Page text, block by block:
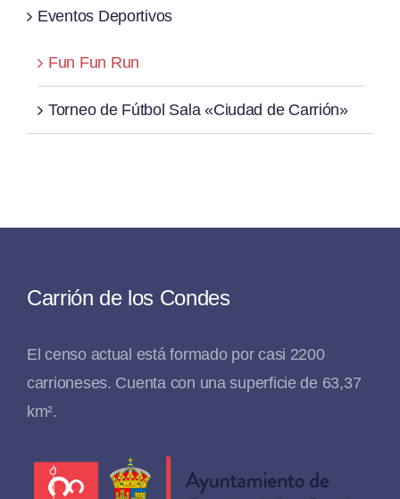
Eventos Deportivos
Fun Fun Run
Torneo de Fútbol Sala «Ciudad de Carrión»
Carrión de los Condes
El censo actual está formado por casi 2200
carrioneses. Cuenta con una superficie de 63,37
km².